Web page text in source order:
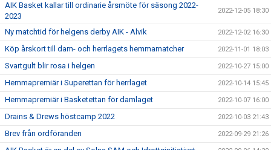
AIK Basket kallar till ordinarie årsmöte för säsong 2022-
2023
2022-12-05 18:30
Ny matchtid för helgens derby AIK - Alvik 2022-12-02 16:30
Köp årskort till dam- och herrlagets hemmamatcher 2022-11-01 18:03
Svartgult blir rosa i helgen 2022-10-27 15:00
Hemmapremiär i Superettan för herrlaget 2022-10-14 15:45
Hemmapremiär i Basketettan för damlaget 2022-10-07 16:00
Drains & Drews höstcamp 2022 2022-10-03 21:43
Brev från ordföranden 2022-09-29 21:26